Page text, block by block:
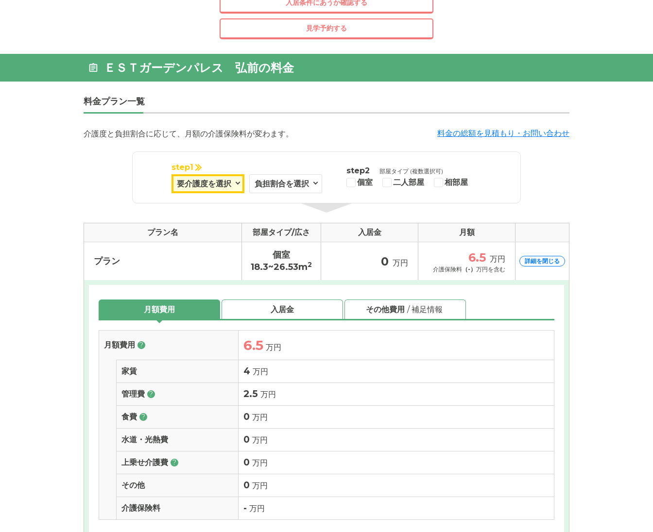
入居条件にあうか確認する
見学予約する
ＥＳＴガーデンパレス 弘前の料金
料金プラン一覧
介護度と負担割合に応じて、月額の介護保険料が変わます。 料金の総額を見積もり・お問い合わせ
step1 step2 部屋タイプ (複数選択可)
個室 二人部屋 相部屋
プラン名 部屋タイプ/広さ 入居金 月額
プラン
個室
18.3~26.53m2 0 万円 6.5 万円
介護保険料 （-） 万円を含む
詳細を閉じる
月額費用 入居金 その他費用 / 補足情報
月額費用 ? 6.5 万円
家賃 4 万円
管理費 ? 2.5 万円
食費 ? 0 万円
水道・光熱費 0 万円
上乗せ介護費 ? 0 万円
その他 0 万円
介護保険料 - 万円